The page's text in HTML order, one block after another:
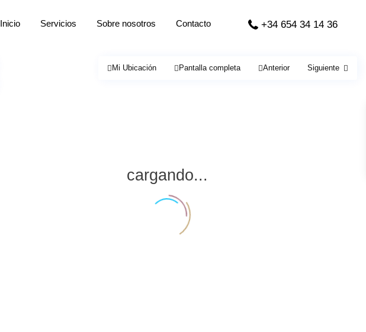
Inicio Servicios Sobre nosotros Contacto +34 654 34 14 36
cargando...
Mi Ubicación Pantalla completa Anterior Siguiente